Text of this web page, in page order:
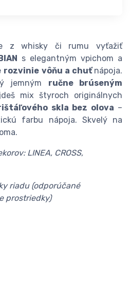
z whisky či rumu vyťažiť
s elegantným vpichom a
rozvinie vôňu a chuť nápoja.
jemným ručne brúseným
mix štyroch originálnych
skla bez olova –
farbu nápoja. Skvelý na
LINEA, CROSS,
riadu (odporúčané
prostriedky)